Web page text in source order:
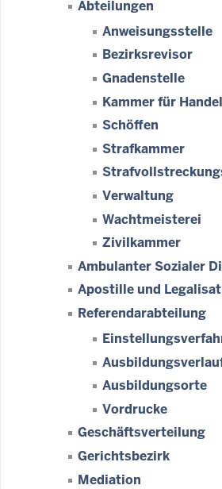
Abteilungen
Anweisungsstelle
Bezirksrevisor
Gnadenstelle
Kammer für
Schöffen
Strafkammer
Verwaltung
Wachtmeisterei
Zivilkammer
Ambulanter Sozialer
Apostille und
Referendarabteilung
Ausbildungsorte
Vordrucke
Geschäftsverteilung
Gerichtsbezirk
Mediation